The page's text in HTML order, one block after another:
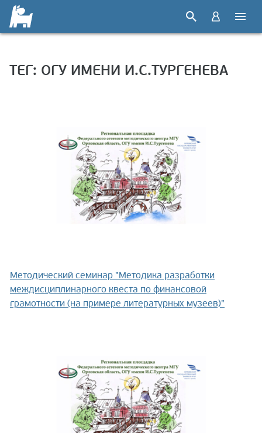
ТЕГ: ОГУ ИМЕНИ И.С.ТУРГЕНЕВА
Методический семинар "Методика разработки
междисциплинарного квеста по финансовой
грамотности (на примере литературных музеев)"